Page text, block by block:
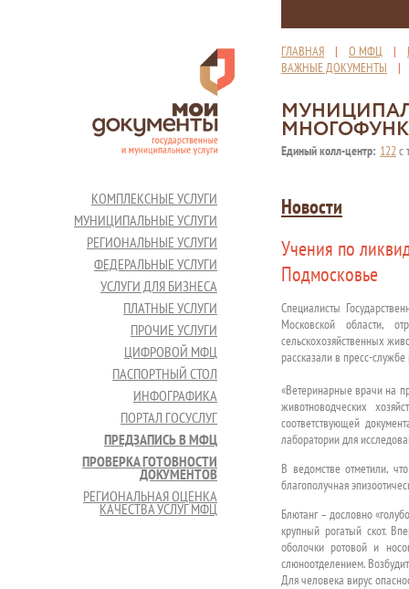
ГЛАВНАЯ | О МФЦ |
ВАЖНЫЕ ДОКУМЕНТЫ
Единый колл-центр: 122с
КОМПЛЕКСНЫЕ УСЛУГИ
МУНИЦИПАЛЬНЫЕ УСЛУГИ
РЕГИОНАЛЬНЫЕ УСЛУГИ
ФЕДЕРАЛЬНЫЕ УСЛУГИ
УСЛУГИ ДЛЯ БИЗНЕСА
ПЛАТНЫЕ УСЛУГИ
ПРОЧИЕ УСЛУГИ
ЦИФРОВОЙ МФЦ
ПАСПОРТНЫЙ СТОЛ
ИНФОГРАФИКА
ПОРТАЛ ГОСУСЛУГ
ПРЕДЗАПИСЬ В МФЦ
ПРОВЕРКА ГОТОВНОСТИ
ДОКУМЕНТОВ
РЕГИОНАЛЬНАЯ ОЦЕНКА
КАЧЕСТВА УСЛУГ МФЦ
Новости
Учения по
Подмосковье
Специалисты
Московской области,
сельскохозяйственных
рассказали в пресс-
«Ветеринарные врачи на
животноводческих
соответствующей
лаборатории для
В ведомстве отметили,
благополучная
Блютанг – дословно
крупный рогатый скот.
оболочки ротовой и
слюноотделением.
Для человека вирус